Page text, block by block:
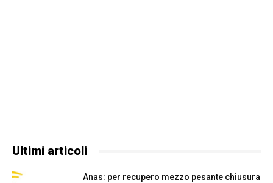
Ultimi articoli
Anas: per recupero mezzo pesante chiusura